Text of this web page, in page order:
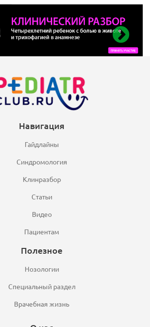
Навигация
Гайдлайны
Синдромология
Клинразбор
Статьи
Видео
Пациентам
Полезное
Нозологии
Специальный раздел
Врачебная жизнь